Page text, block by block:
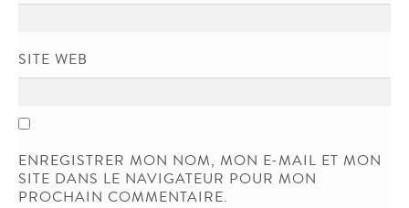
SITE WEB
ENREGISTRER MON NOM, MON E-MAIL ET MON
SITE DANS LE NAVIGATEUR POUR MON
PROCHAIN COMMENTAIRE.